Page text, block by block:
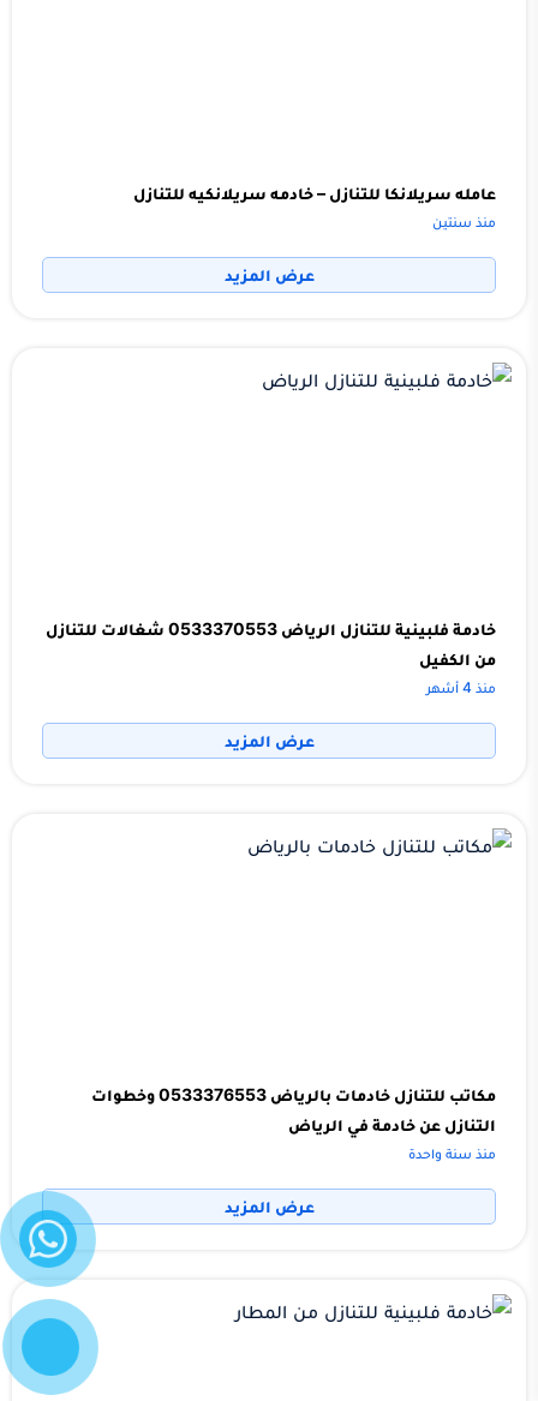
عامله سريلانكا للتنازل – خادمه سريلانكيه للتنازل
منذ سنتين
عرض المزيد
خادمة فلبينية للتنازل الرياض 0533370553 شغالات للتنازل
من الكفيل
منذ 4 أشهر
عرض المزيد
مكاتب للتنازل خادمات بالرياض 0533376553 وخطوات
التنازل عن خادمة في الرياض
منذ سنة واحدة
عرض المزيد واتساب
إتصل
الآن